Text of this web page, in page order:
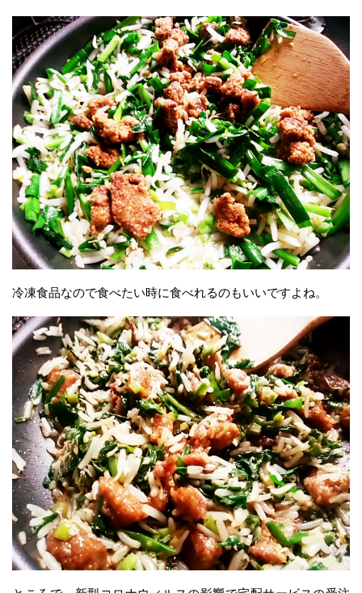
冷凍食品なので食べたい時に食べれるのもいいですよね。